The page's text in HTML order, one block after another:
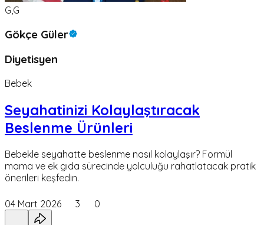
G,G
Gökçe Güler
Diyetisyen
Bebek
Seyahatinizi Kolaylaştıracak
Beslenme Ürünleri
Bebekle seyahatte beslenme nasıl kolaylaşır? Formül
mama ve ek gıda sürecinde yolculuğu rahatlatacak pratik
önerileri keşfedin.
04 Mart 2026 3 0